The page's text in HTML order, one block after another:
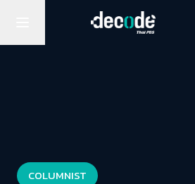
COLUMNIST